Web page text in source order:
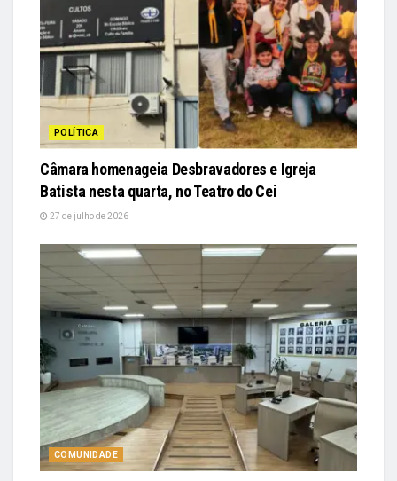
POLÍTICA
Câmara homenageia Desbravadores e Igreja
Batista nesta quarta, no Teatro do Cei
27 de julho de 2026
COMUNIDADE